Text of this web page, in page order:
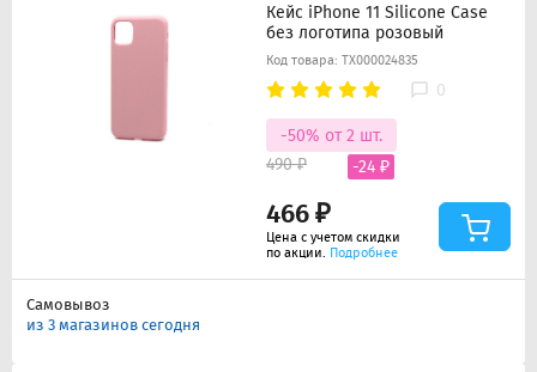
Кейс iPhone 11 Silicone Case
без логотипа розовый
Код товара: ТХ000024835
0
-50% от 2 шт.
466 ₽
490 ₽ -24 ₽
Цена с учетом скидки
по акции. Подробнее
Самовывоз
из 3 магазинов сегодня